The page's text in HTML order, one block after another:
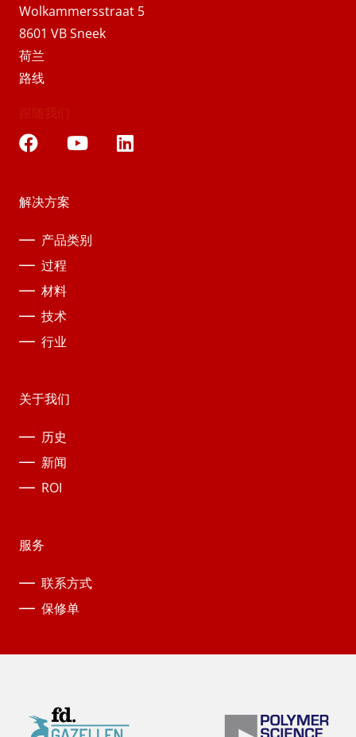
Wolkammersstraat 5
8601 VB Sneek
荷兰
路线
跟随我们
解决方案
产品类别
过程
材料
技术
行业
关于我们
历史
新闻
ROI
服务
联系方式
保修单